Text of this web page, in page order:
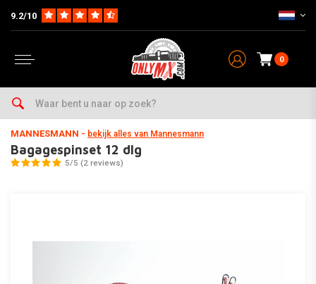
9.2/10
0
Home Onderhoud & Werkplaats
MANNESMANN - bekijk alles van Mannesmann
Bagagespinset 12 dlg
5/5 (2 reviews)